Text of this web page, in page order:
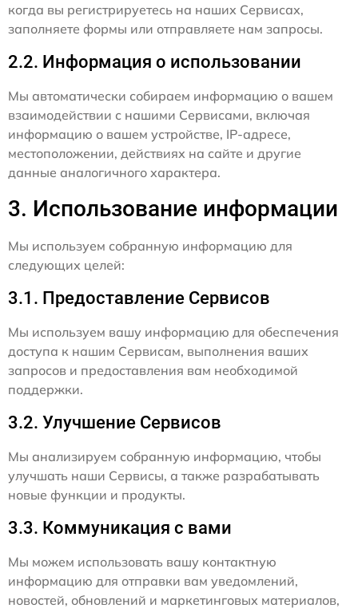
когда вы регистрируетесь на наших Сервисах,
заполняете формы или отправляете нам запросы.
2.2. Информация о использовании
Мы автоматически собираем информацию о вашем
взаимодействии с нашими Сервисами, включая
информацию о вашем устройстве, IP-адресе,
местоположении, действиях на сайте и другие
данные аналогичного характера.
3. Использование информации
Мы используем собранную информацию для
следующих целей:
3.1. Предоставление Сервисов
Мы используем вашу информацию для обеспечения
доступа к нашим Сервисам, выполнения ваших
запросов и предоставления вам необходимой
поддержки.
3.2. Улучшение Сервисов
Мы анализируем собранную информацию, чтобы
улучшать наши Сервисы, а также разрабатывать
новые функции и продукты.
3.3. Коммуникация с вами
Мы можем использовать вашу контактную
информацию для отправки вам уведомлений,
новостей, обновлений и маркетинговых материалов,